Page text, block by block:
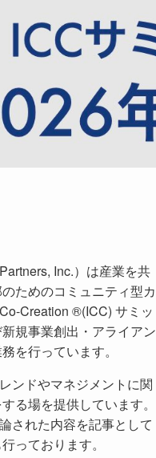
Inc.）は産業を共
ためのコミュニティ型カ
Creation ®(ICC) サミッ
規事業創出・アライアン
を行っています。
ンドやマネジメントに関
る場を提供しています。
された内容を記事として
っております。